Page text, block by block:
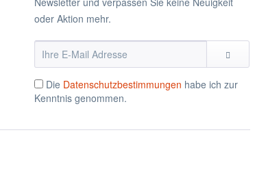
oder Aktion mehr.
Die Datenschutzbestimmungen habe ich zur
Kenntnis genommen.